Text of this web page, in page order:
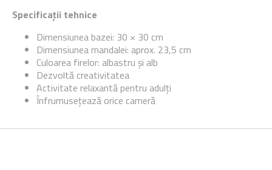
Specificații tehnice
Dimensiunea bazei: 30 × 30 cm
Dimensiunea mandalei: aprox. 23,5 cm
Culoarea firelor: albastru și alb
Dezvoltă creativitatea
Activitate relaxantă pentru adulți
Înfrumusețează orice cameră